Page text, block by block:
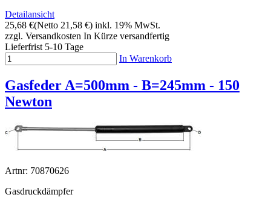
Detailansicht
25,68 €(Netto 21,58 €) inkl. 19% MwSt.
zzgl. Versandkosten In Kürze versandfertig
Lieferfrist 5-10 Tage
In Warenkorb
Gasfeder A=500mm - B=245mm - 150
Newton
Artnr: 70870626
Gasdruckdämpfer